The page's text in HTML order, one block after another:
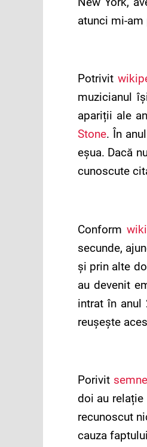
atunci mi-
Potrivit
muzicianul
apariții ale
Stone. În
eșua. Dacă
cunoscute
Conform
secunde,
și prin alte
au devenit
intrat în anul
reușește
Porivit
doi au relație
recunoscut
cauza